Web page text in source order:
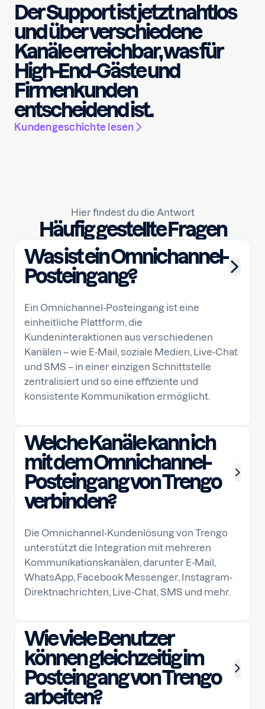
Der Support ist jetzt nahtlos
und über verschiedene
Kanäle erreichbar, was für
High-End-Gäste und
Firmenkunden
entscheidend ist.
Kundengeschichte lesen
Hier findest du die Antwort
Häufig gestellte Fragen
Was ist ein Omnichannel-
Posteingang?
Ein Omnichannel-Posteingang ist eine
einheitliche Plattform, die
Kundeninteraktionen aus verschiedenen
Kanälen – wie E-Mail, soziale Medien, Live-Chat
und SMS – in einer einzigen Schnittstelle
zentralisiert und so eine effiziente und
konsistente Kommunikation ermöglicht.
Welche Kanäle kann ich
mit dem Omnichannel-
Posteingang von Trengo
verbinden?
Die Omnichannel-Kundenlösung von Trengo
unterstützt die Integration mit mehreren
Kommunikationskanälen, darunter E-Mail,
WhatsApp, Facebook Messenger, Instagram-
Direktnachrichten, Live-Chat, SMS und mehr.
Wie viele Benutzer
können gleichzeitig im
Posteingang von Trengo
arbeiten?